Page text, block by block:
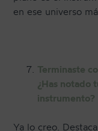
en ese universo
Terminaste
¿Has notado
instrumento?
Ya lo creo.